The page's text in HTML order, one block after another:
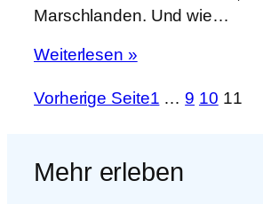
Marschlanden. Und wie…
Weiterlesen »
Vorherige Seite1 … 9 10 11
Mehr erleben